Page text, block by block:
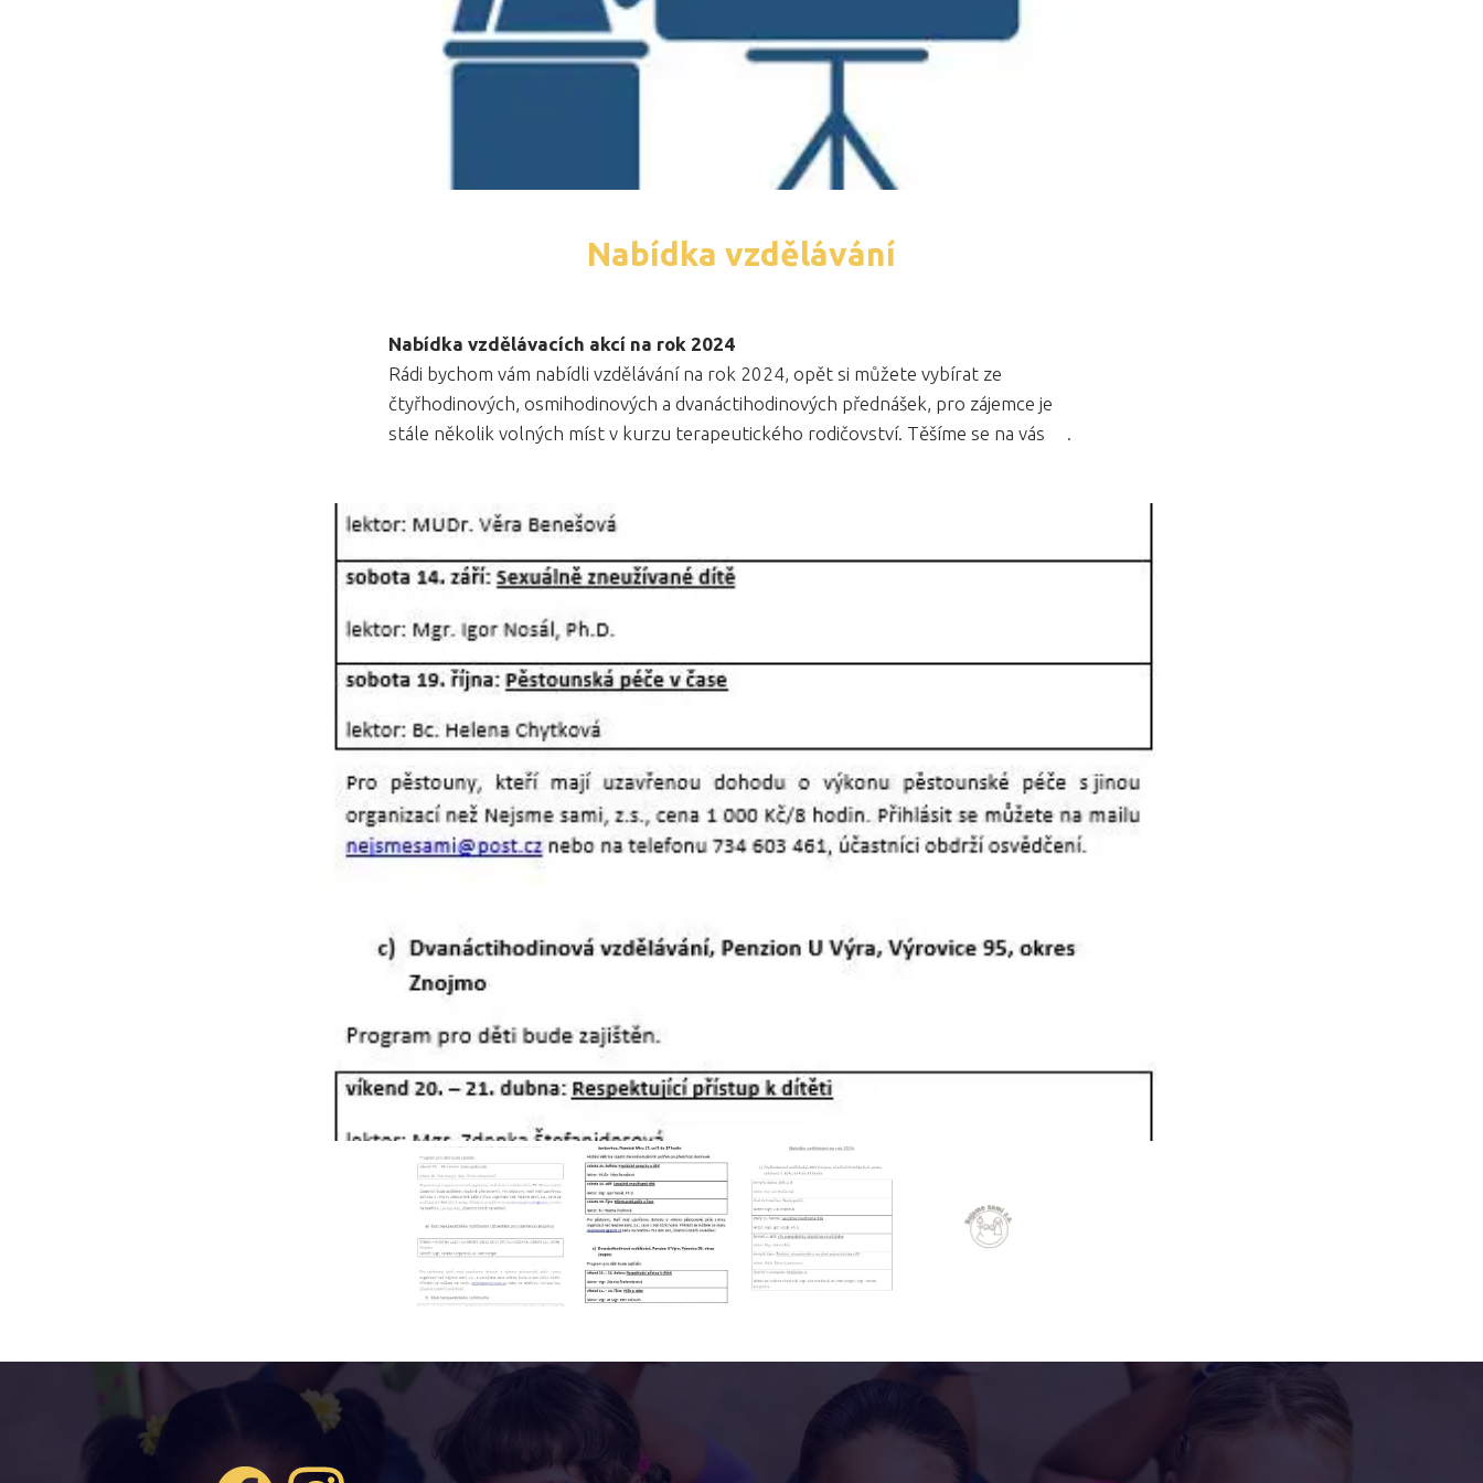
Nabídka vzdělávání
Nabídka vzdělávacích akcí na rok 2024
Rádi bychom vám nabídli vzdělávání na rok 2024, opět si můžete vybírat ze
čtyřhodinových, osmihodinových a dvanáctihodinových přednášek, pro zájemce je
stále několik volných míst v kurzu terapeutického rodičovství. Těšíme se na vás
.